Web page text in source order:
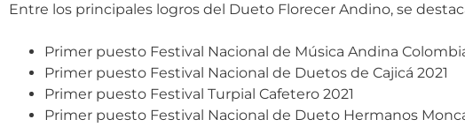
Entre los principales logros del Dueto Florecer Andino, se
Primer puesto Festival Nacional de Música Andina
Primer puesto Festival Nacional de Duetos de Cajicá 2021
Primer puesto Festival Turpial Cafetero 2021
Primer puesto Festival Nacional de Dueto Hermanos